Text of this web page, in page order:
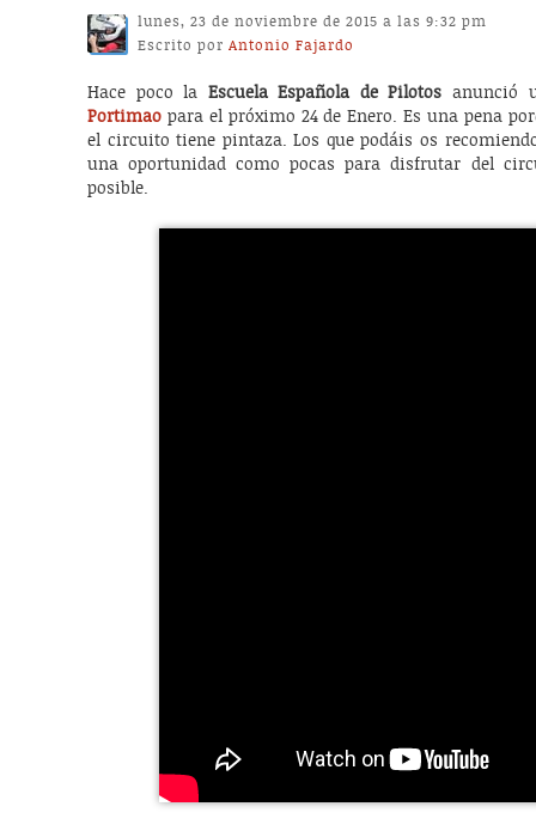
lunes, 23 de noviembre de 2015 a las 9:32 pm
Escrito porAntonio Fajardo
Hace poco la Escuela Española de Pilotos anunció
Portimao para el próximo 24 de Enero. Es una pena
el circuito tiene pintaza. Los que podáis os
una oportunidad como pocas para disfrutar del
posible.